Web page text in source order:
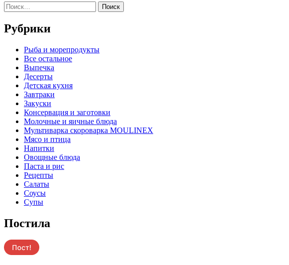
Найти:
Рубрики
Pыба и морепродукты
Все остальное
Выпечка
Десерты
Детская кухня
Завтраки
Закуски
Консервация и заготовки
Молочные и яичные блюда
Мультиварка скороварка MOULINEX
Мясо и птица
Напитки
Овощные блюда
Паста и рис
Рецепты
Салаты
Соусы
Супы
Постила